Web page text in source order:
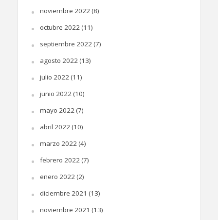
noviembre 2022(8)
octubre 2022(11)
septiembre 2022(7)
agosto 2022(13)
julio 2022(11)
junio 2022(10)
mayo 2022(7)
abril 2022(10)
marzo 2022(4)
febrero 2022(7)
enero 2022(2)
diciembre 2021 (13)
noviembre 2021 (13)